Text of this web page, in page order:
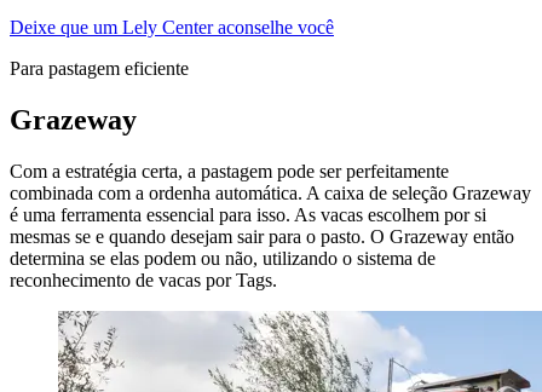
Deixe que um Lely Center aconselhe você
Para pastagem eficiente
Grazeway
Com a estratégia certa, a pastagem pode ser perfeitamente
combinada com a ordenha automática. A caixa de seleção Grazeway
é uma ferramenta essencial para isso. As vacas escolhem por si
mesmas se e quando desejam sair para o pasto. O Grazeway então
determina se elas podem ou não, utilizando o sistema de
reconhecimento de vacas por Tags.